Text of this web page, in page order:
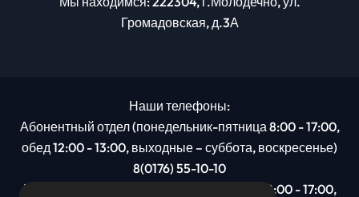
Громадовская, д.3А
Наши телефоны:
Абонентный отдел (понедельник-пятница 8:00 - 17:00,
обед 12:00 - 13:00, выходные – суббота, воскресенье)
8(0176) 55-10-10
Рекламный отдел (понедельник-пятница 8:00 - 17:00,